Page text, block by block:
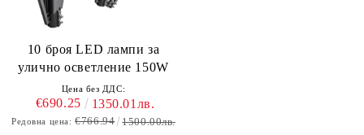
10 броя LED лампи за
улично осветление 150W
Цена без ДДС:
€690.25 1350.01лв.
Редовна цена: €766.94 1500.00лв.